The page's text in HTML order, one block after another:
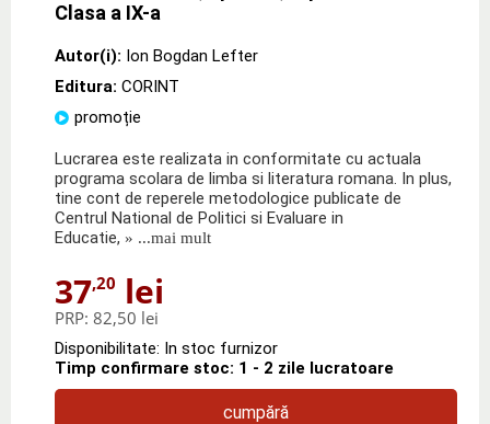
Clasa a IX-a
Autor(i): Ion Bogdan Lefter
Editura: CORINT
promoție
Lucrarea este realizata in conformitate cu actuala
programa scolara de limba si literatura romana. In plus,
tine cont de reperele metodologice publicate de
Centrul National de Politici si Evaluare in
Educatie, » ...mai mult
37,20 lei
PRP: 82,50 lei
Disponibilitate: In stoc furnizor
Timp confirmare stoc: 1 - 2 zile lucratoare
cumpără